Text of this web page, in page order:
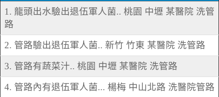
1. 龍頭出水驗出退伍軍人菌.. 桃園 中壢 某醫院 洗管
路
2. 管路驗出退伍軍人菌.. 新竹 竹東 某醫院 洗管路
3. 管路有蔬菜汁.. 桃園 中壢 某醫院 洗管路
4. 管路內有退伍軍人菌... 楊梅 中山北路 洗醫院管路